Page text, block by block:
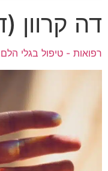
דה קרוון
רפואות - טיפול בגלי הלם